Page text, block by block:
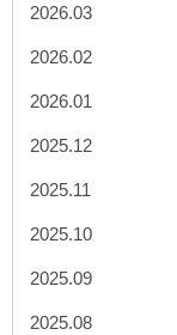
2026.03
2026.02
2026.01
2025.12
2025.11
2025.10
2025.09
2025.08